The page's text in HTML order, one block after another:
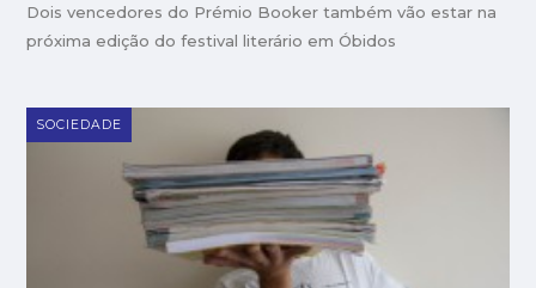
Dois vencedores do Prémio Booker também vão estar na
próxima edição do festival literário em Óbidos
SOCIEDADE